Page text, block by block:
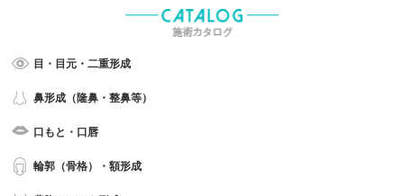
目・目元・二重形成
鼻形成（隆鼻・整鼻等）
口もと・口唇
輪郭（骨格）・額形成